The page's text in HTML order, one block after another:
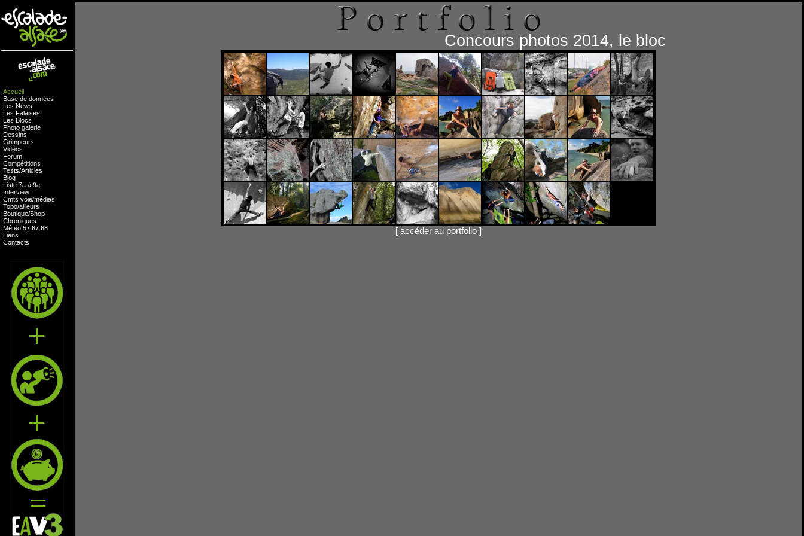
Accueil
Base de données
Les News
Les Falaises
Les Blocs
Photo galerie
Dessins
Grimpeurs
Vidéos
Forum
Compétitions
Tests/Articles
Blog
Liste 7a à 9a
Interview
Cmts voie/médias
Topo/ailleurs
Boutique/Shop
Chroniques
Météo 57 67 68
Liens
Contacts
Concours photos 2014, le bloc
[ accéder au portfolio ]